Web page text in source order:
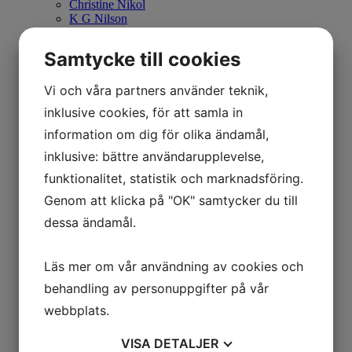
Christine Nikol
K G Nilson
Ulla Ohlson
Johan Palmborg
Johan Patricny
Ania Pauser
Mikael Persbrandt
Stefan MÅS Persson
Puppet Daniel Blomqvist
Madeleine Pyk
Paul Quant
Arthur Ragnarsson
Peter Reuterberg
Lisa Rinnevuo
Orion Righard
Roger Risberg
Pedro Rodriguez Garrido
Vivianne E Rosqvist
Samtycke till cookies
Vi och våra partners använder teknik,
inklusive cookies, för att samla in
information om dig för olika ändamål,
inklusive: bättre användarupplevelse,
funktionalitet, statistik och marknadsföring.
Genom att klicka på "OK" samtycker du till
dessa ändamål.
Läs mer om vår användning av cookies och
behandling av personuppgifter på vår
webbplats.
VISA DETALJER